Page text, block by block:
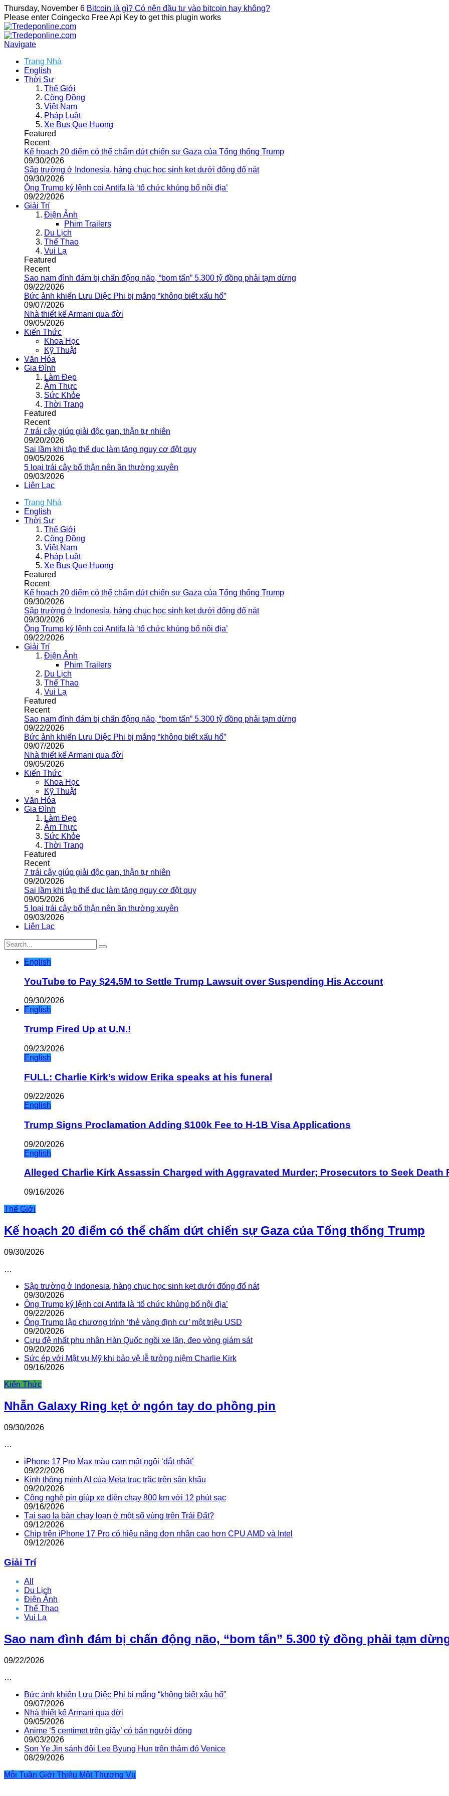
Thursday, November 6 Bitcoin là gì? Có nên đầu tư vào bitcoin hay không?
Please enter Coingecko Free Api Key to get this plugin works
Navigate
Trang Nhà
English
Thời Sự
Thế Giới
Cộng Đồng
Việt Nam
Pháp Luật
Xe Bus Que Huong
Featured
Recent
Kế hoạch 20 điểm có thể chấm dứt chiến sự Gaza của Tổng thống Trump
09/30/2026
Sập trường ở Indonesia, hàng chục học sinh kẹt dưới đống đổ nát
09/30/2026
Ông Trump ký lệnh coi Antifa là ‘tổ chức khủng bố nội địa’
09/22/2026
Giải Trí
Điện Ảnh
Phim Trailers
Du Lịch
Thể Thao
Vui Lạ
Featured
Recent
Sao nam đình đám bị chấn động não, “bom tấn” 5.300 tỷ đồng phải tạm dừng
09/22/2026
Bức ảnh khiến Lưu Diệc Phi bị mắng “không biết xấu hổ”
09/07/2026
Nhà thiết kế Armani qua đời
09/05/2026
Kiến Thức
Khoa Học
Kỹ Thuật
Văn Hóa
Gia Đình
Làm Đẹp
Ẩm Thực
Sức Khỏe
Thời Trang
Featured
Recent
7 trái cây giúp giải độc gan, thận tự nhiên
09/20/2026
Sai lầm khi tập thể dục làm tăng nguy cơ đột quỵ
09/05/2026
5 loại trái cây bổ thận nên ăn thường xuyên
09/03/2026
Liên Lạc
Trang Nhà
English
Thời Sự
Thế Giới
Cộng Đồng
Việt Nam
Pháp Luật
Xe Bus Que Huong
Featured
Recent
Kế hoạch 20 điểm có thể chấm dứt chiến sự Gaza của Tổng thống Trump
09/30/2026
Sập trường ở Indonesia, hàng chục học sinh kẹt dưới đống đổ nát
09/30/2026
Ông Trump ký lệnh coi Antifa là ‘tổ chức khủng bố nội địa’
09/22/2026
Giải Trí
Điện Ảnh
Phim Trailers
Du Lịch
Thể Thao
Vui Lạ
Featured
Recent
Sao nam đình đám bị chấn động não, “bom tấn” 5.300 tỷ đồng phải tạm dừng
09/22/2026
Bức ảnh khiến Lưu Diệc Phi bị mắng “không biết xấu hổ”
09/07/2026
Nhà thiết kế Armani qua đời
09/05/2026
Kiến Thức
Khoa Học
Kỹ Thuật
Văn Hóa
Gia Đình
Làm Đẹp
Ẩm Thực
Sức Khỏe
Thời Trang
Featured
Recent
7 trái cây giúp giải độc gan, thận tự nhiên
09/20/2026
Sai lầm khi tập thể dục làm tăng nguy cơ đột quỵ
09/05/2026
5 loại trái cây bổ thận nên ăn thường xuyên
09/03/2026
Liên Lạc
English
YouTube to Pay $24.5M to Settle Trump Lawsuit over Suspending His Account
09/30/2026
English
Trump Fired Up at U.N.!
09/23/2026
English
FULL: Charlie Kirk’s widow Erika speaks at his funeral
09/22/2026
English
Trump Signs Proclamation Adding $100k Fee to H-1B Visa Applications
09/20/2026
English
Alleged Charlie Kirk Assassin Charged with Aggravated Murder; Prosecutors to Seek Death
09/16/2026
Thế Giới
Kế hoạch 20 điểm có thể chấm dứt chiến sự Gaza của Tổng thống Trump
09/30/2026
…
Sập trường ở Indonesia, hàng chục học sinh kẹt dưới đống đổ nát
09/30/2026
Ông Trump ký lệnh coi Antifa là ‘tổ chức khủng bố nội địa’
09/22/2026
Ông Trump lập chương trình ‘thẻ vàng định cư’ một triệu USD
09/20/2026
Cựu đệ nhất phu nhân Hàn Quốc ngồi xe lăn, đeo vòng giám sát
09/20/2026
Sức ép với Mật vụ Mỹ khi bảo vệ lễ tưởng niệm Charlie Kirk
09/16/2026
Kiến Thức
Nhẫn Galaxy Ring kẹt ở ngón tay do phồng pin
09/30/2026
…
iPhone 17 Pro Max màu cam mất ngôi ‘đắt nhất’
09/22/2026
Kính thông minh AI của Meta trục trặc trên sân khấu
09/20/2026
Công nghệ pin giúp xe điện chạy 800 km với 12 phút sạc
09/16/2026
Tại sao la bàn chạy loạn ở một số vùng trên Trái Đất?
09/12/2026
Chip trên iPhone 17 Pro có hiệu năng đơn nhân cao hơn CPU AMD và Intel
09/12/2026
Giải Trí
All
Du Lịch
Điện Ảnh
Thể Thao
Vui Lạ
Sao nam đình đám bị chấn động não, “bom tấn” 5.300 tỷ đồng phải tạm
09/22/2026
…
Bức ảnh khiến Lưu Diệc Phi bị mắng “không biết xấu hổ”
09/07/2026
Nhà thiết kế Armani qua đời
09/05/2026
Anime ‘5 centimet trên giây’ có bản người đóng
09/03/2026
Son Ye Jin sánh đôi Lee Byung Hun trên thảm đỏ Venice
08/29/2026
Mỗi Tuần Giới Thiệu Một Thương Vụ